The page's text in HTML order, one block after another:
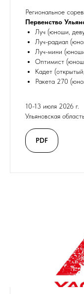
Региональное
Первенство
Луч (юноши,
Луч-радиал
Луч-мини
Оптимист
Кадет
Ракета 270
10-13 июля 2026 г.
Ульяновская
PDF